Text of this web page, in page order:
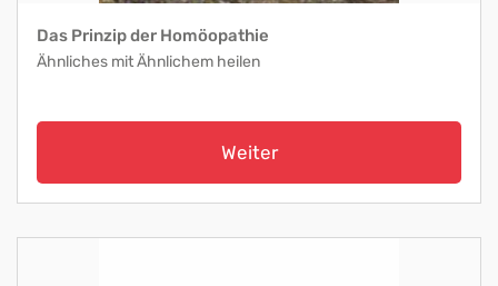
Das Prinzip der Homöopathie
Ähnliches mit Ähnlichem heilen
Weiter